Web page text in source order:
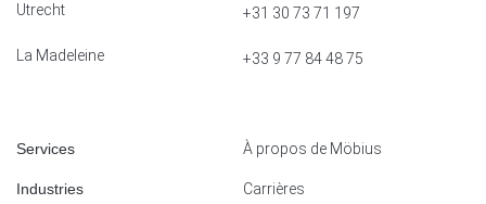
Utrecht +31 30 73 71 197
La Madeleine +33 9 77 84 48 75
Services
Industries
À propos de Möbius
Carrières